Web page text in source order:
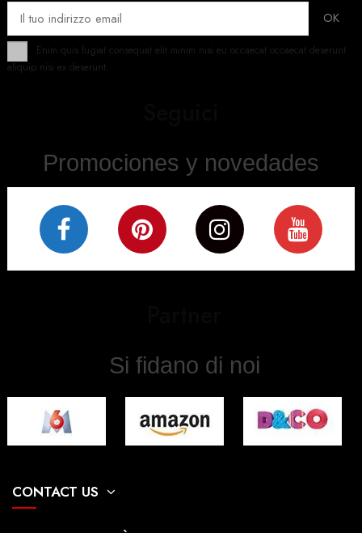
Si fidano di noi
Promociones y novedades
Enim quis fugiat consequat elit minim nisi eu occaecat occaecat deserunt
aliquip nisi ex deserunt.
CONTACT US